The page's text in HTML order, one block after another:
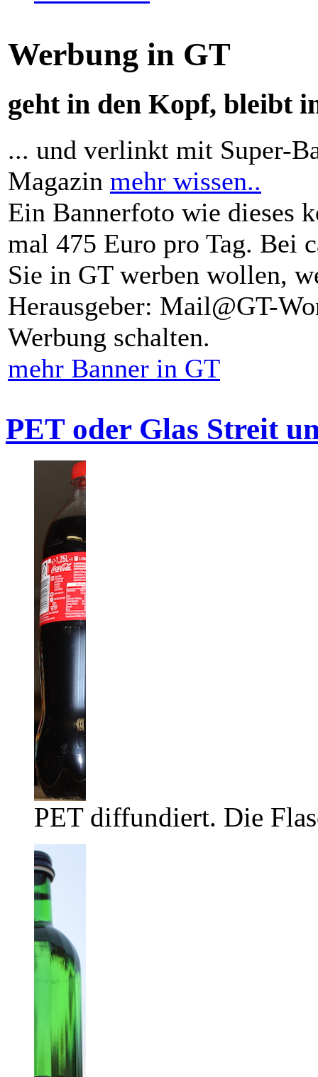
Werbung in GT
geht in den Kopf, bleibt
... und verlinkt mit Super-
Magazin mehr wissen..
Ein Bannerfoto wie dieses
mal 475 Euro pro Tag. Bei
Sie in GT werben wollen,
Herausgeber: Mail@GT-
Werbung schalten.
mehr Banner in GT
PET oder Glas Streit
PET diffundiert. Die